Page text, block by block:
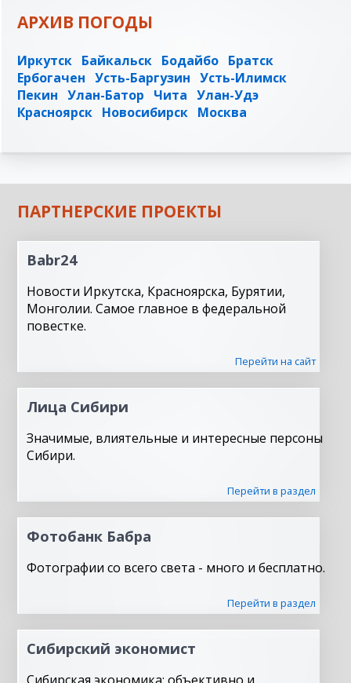
АРХИВ ПОГОДЫ
Иркутск Байкальск Бодайбо Братск
Ербогачен Усть-Баргузин Усть-Илимск
Пекин Улан-Батор Чита Улан-Удэ
Красноярск Новосибирск Москва
ПАРТНЕРСКИЕ ПРОЕКТЫ
Babr24
Новости Иркутска, Красноярска, Бурятии,
Монголии. Самое главное в федеральной
повестке.
Перейти на сайт
Лица Сибири
Значимые, влиятельные и интересные персоны
Сибири.
Перейти в раздел
Фотобанк Бабра
Фотографии со всего света - много и бесплатно.
Перейти в раздел
Сибирский экономист